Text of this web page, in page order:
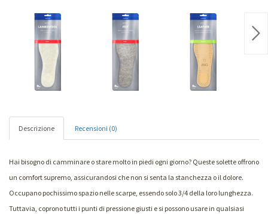
Descrizione Recensioni (0)
Hai bisogno di camminare o stare molto in piedi ogni giorno? Queste solette offrono
un comfort supremo, assicurandosi che non si senta la stanchezza o il dolore.
Occupano pochissimo spazio nelle scarpe, essendo solo 3/4 della loro lunghezza.
Tuttavia, coprono tutti i punti di pressione giusti e si possono usare in qualsiasi